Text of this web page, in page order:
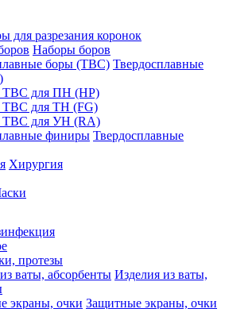
для разрезания коронок
Наборы боров
Твердосплавные
ТВС для ПН (HP)
ТВС для ТН (FG)
ТВС для УН (RA)
Твердосплавные
Хирургия
протезы
Изделия из ваты,
Защитные экраны, очки